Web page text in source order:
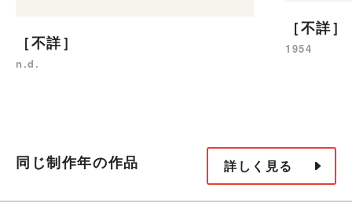
［不詳］
n.d.
［不詳］
1954
同じ制作年の作品 詳しく見る